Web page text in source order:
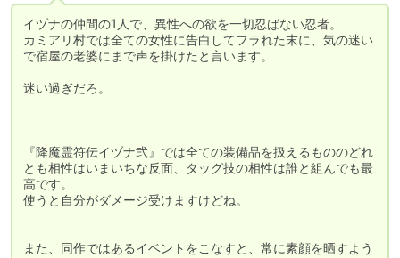
イヅナの仲間の1人で、異性への欲を一切忍ばない忍者。
カミアリ村では全ての女性に告白してフラれた末に、気の迷い
で宿屋の老婆にまで声を掛けたと言います。
迷い過ぎだろ。
『降魔霊符伝イヅナ弐』では全ての装備品を扱えるもののどれ
とも相性はいまいちな反面、タッグ技の相性は誰と組んでも最
高です。
使うと自分がダメージ受けますけどね。
また、同作ではあるイベントをこなすと、常に素顔を晒すよう